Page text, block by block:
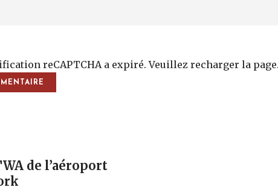
reCAPTCHA a expiré. Veuillez recharger la
de l’aéroport